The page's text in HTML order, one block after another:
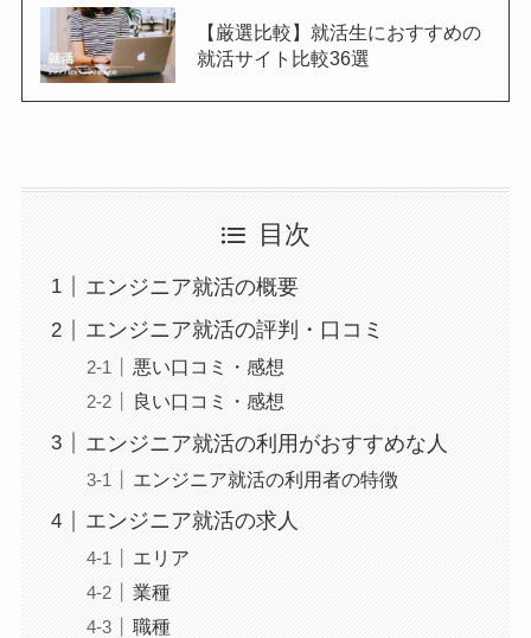
【厳選比較】就活生におすすめの
就活サイト比較36選
目次
エンジニア就活の概要
エンジニア就活の評判・口コミ
悪い口コミ・感想
良い口コミ・感想
エンジニア就活の利用がおすすめな人
エンジニア就活の利用者の特徴
エンジニア就活の求人
エリア
業種
職種